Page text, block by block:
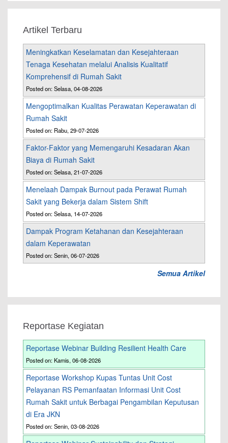
Artikel Terbaru
Meningkatkan Keselamatan dan Kesejahteraan
Tenaga Kesehatan melalui Analisis Kualitatif
Komprehensif di Rumah Sakit
Posted on: Selasa, 04-08-2026
Mengoptimalkan Kualitas Perawatan Keperawatan di
Rumah Sakit
Posted on: Rabu, 29-07-2026
Faktor-Faktor yang Memengaruhi Kesadaran Akan
Biaya di Rumah Sakit
Posted on: Selasa, 21-07-2026
Menelaah Dampak Burnout pada Perawat Rumah
Sakit yang Bekerja dalam Sistem Shift
Posted on: Selasa, 14-07-2026
Dampak Program Ketahanan dan Kesejahteraan
dalam Keperawatan
Posted on: Senin, 06-07-2026
Semua Artikel
Reportase Kegiatan
Reportase Webinar Building Resilient Health Care
Posted on: Kamis, 06-08-2026
Reportase Workshop Kupas Tuntas Unit Cost
Pelayanan RS Pemanfaatan Informasi Unit Cost
Rumah Sakit untuk Berbagai Pengambilan Keputusan
di Era JKN
Posted on: Senin, 03-08-2026